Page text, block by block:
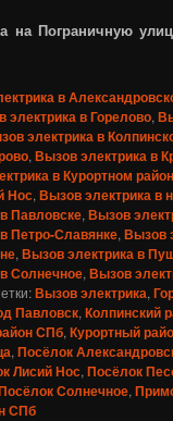
на Пограничную
в
электрика в Горелово,
электрика в
,Вызов электрика в
в Курортном
Нос,Вызов электрика в
Павловске,Вызов
Петро-Славянке,Вызов
,Вызов электрика в
Солнечное,Вызов
Вызов электрика,
Павловск,Колпинский
СПб,Курортный
,Посёлок
Лисий Нос,Посёлок
Солнечное,
СПб